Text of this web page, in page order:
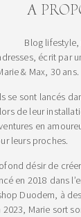
A
Blog
écrit par
& Max, 30 ans.
se sont lancés
de leur
en
leurs proches.
désir de
en 2018 dans
Duodem, à
2023, Marie sort